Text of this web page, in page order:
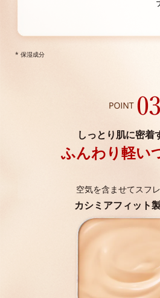
* 保湿成分
しっとり肌に密着
ふんわり軽い
空気を含ませてスフ
カシミアフィット